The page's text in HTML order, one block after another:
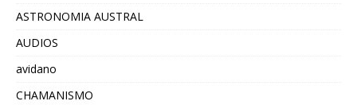
ASTRONOMIA AUSTRAL
AUDIOS
avidano
CHAMANISMO